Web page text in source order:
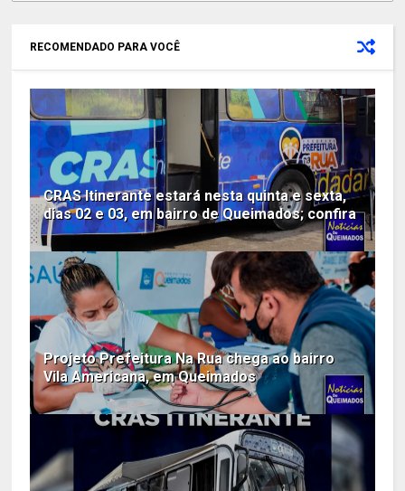
RECOMENDADO PARA VOCÊ
CRAS Itinerante estará nesta quinta e sexta,
dias 02 e 03, em bairro de Queimados; confira
Projeto Prefeitura Na Rua chega ao bairro
Vila Americana, em Queimados